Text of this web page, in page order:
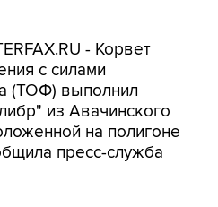
- Корвет
(ТОФ) выполнил
из Авачинского
на полигоне
пресс-служба
успешно поразила